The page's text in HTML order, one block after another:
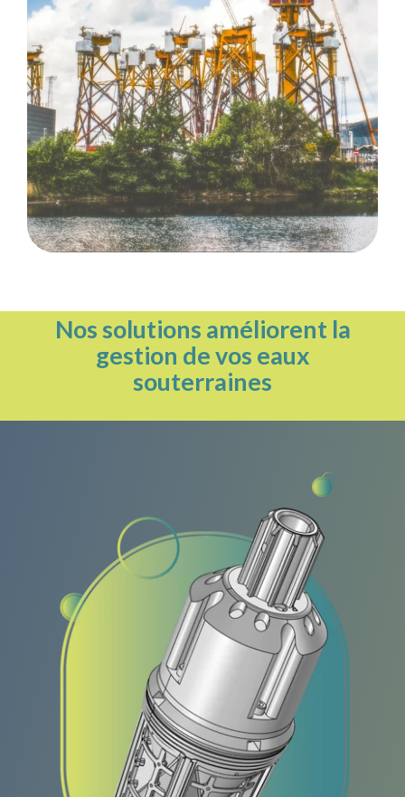
Nos solutions améliorent la
gestion de vos eaux
souterraines